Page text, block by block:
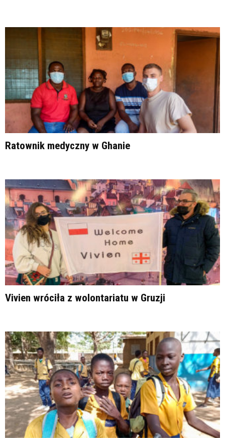
Ratownik medyczny w Ghanie
Vivien wróciła z wolontariatu w Gruzji